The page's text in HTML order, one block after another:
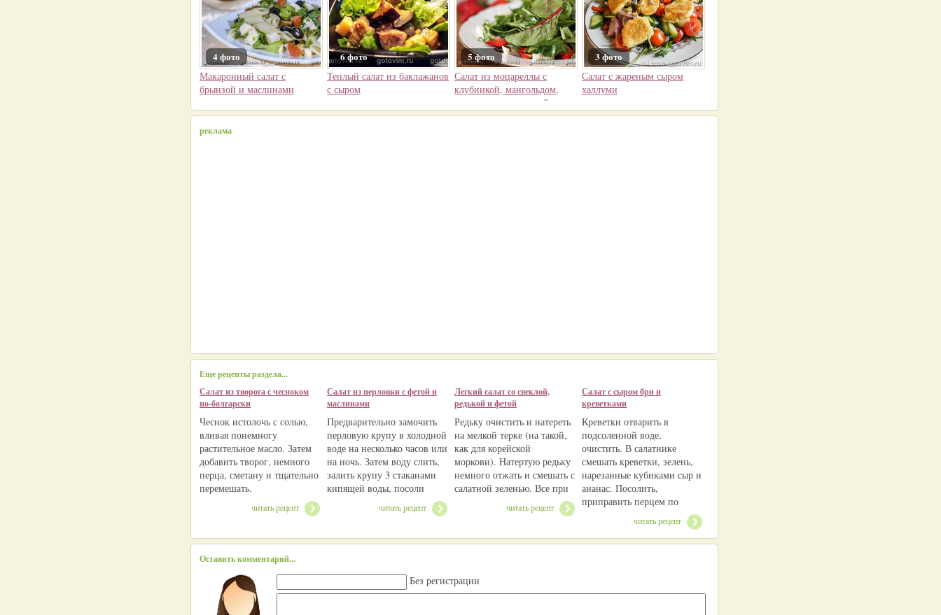
4 фото
Макаронный салат с
брынзой и маслинами
6 фото
Теплый салат из баклажанов
с сыром
5 фото
Салат из моцареллы с
клубникой, мангольдом,
шпинатом и рукколой
3 фото
Салат с жареным сыром
халлуми
реклама
Еще рецепты раздела...
Салат из творога с чесноком
по-болгарски
Чеснок истолочь с солью,
вливая понемногу
растительное масло. Затем
добавить творог, немного
перца, сметану и тщательно
перемешать.
читать рецепт
Салат из перловки с фетой и
маслинами
Предварительно замочить
перловую крупу в холодной
воде на несколько часов или
на ночь. Затем воду слить,
залить крупу 3 стаканами
кипящей воды, посоли
читать рецепт
Легкий салат со свеклой,
редькой и фетой
Редьку очистить и натереть
на мелкой терке (на такой,
как для корейской
моркови). Натертую редьку
немного отжать и смешать с
салатной зеленью. Все при
читать рецепт
Салат с сыром бри и
креветками
Креветки отварить в
подсоленной воде,
очистить. В салатнике
смешать креветки, зелень,
нарезанные кубиками сыр и
ананас. Посолить,
приправить перцем по
читать рецепт
Оставить комментарий...
Без регистрации